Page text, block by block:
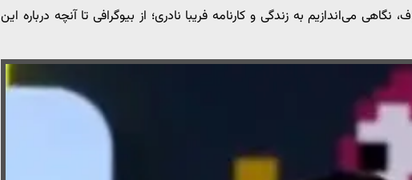
می‌اندازیم به زندگی و کارنامه فریبا نادری؛ از بیوگرافی تا آنچه درباره این